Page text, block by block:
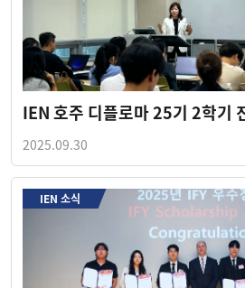
IEN 호주 디플로마 25기 2학기
2025.09.30
IEN 소식